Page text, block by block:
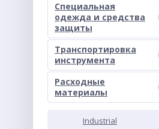
Специальная
одежда и средства
защиты
Транспортировка
инструмента
Расходные
материалы
Industrial